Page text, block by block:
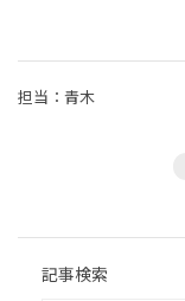
担当：青木
記事検索